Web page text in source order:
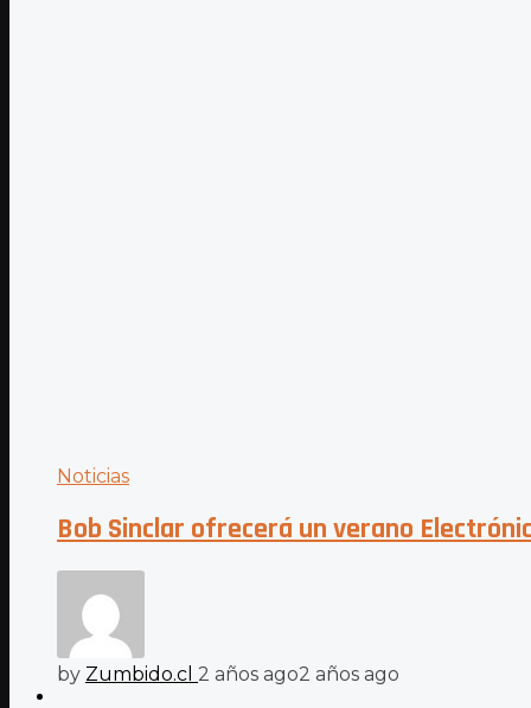
Noticias
Bob Sinclar ofrecerá un verano
by Zumbido.cl 2 años ago2 años ago